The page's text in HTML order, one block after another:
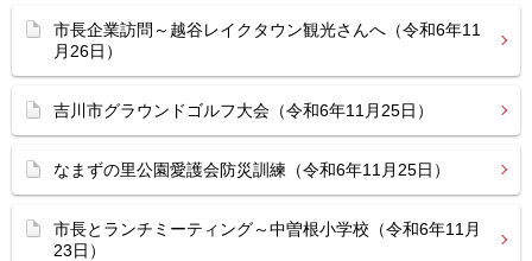
市長企業訪問～越谷レイクタウン観光さんへ（令和6年11
月26日）
吉川市グラウンドゴルフ大会（令和6年11月25日）
なまずの里公園愛護会防災訓練（令和6年11月25日）
市長とランチミーティング～中曽根小学校（令和6年11月
23日）